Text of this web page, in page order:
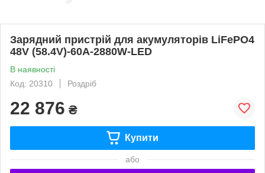
Зарядний пристрій для акумуляторів LiFePO4
48V (58.4V)-60A-2880W-LED
В наявності
Код: 20310
Роздріб
22 876 ₴
Купити
або